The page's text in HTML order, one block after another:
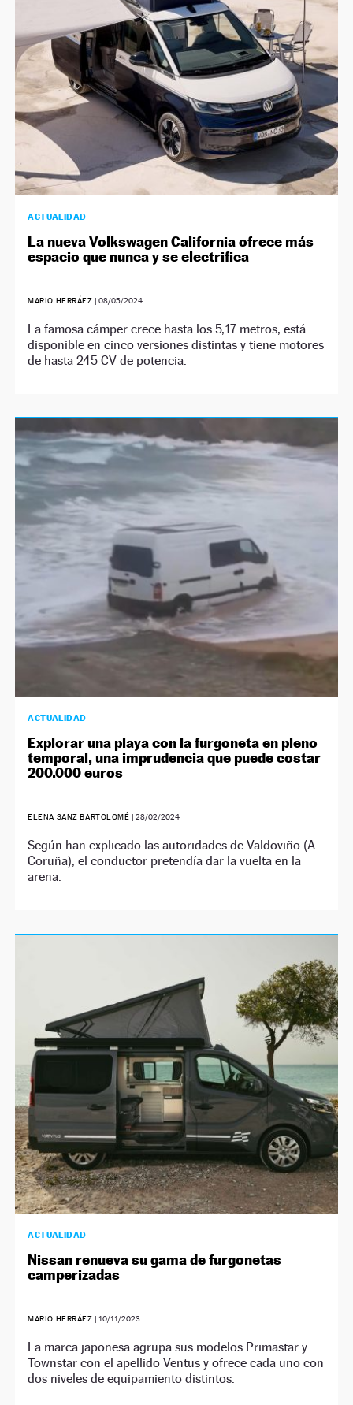
ACTUALIDAD
La nueva Volkswagen California ofrece más
espacio que nunca y se electrifica
MARIO HERRÁEZ | 08/05/2024
La famosa cámper crece hasta los 5,17 metros, está
disponible en cinco versiones distintas y tiene motores
de hasta 245 CV de potencia.
ACTUALIDAD
Explorar una playa con la furgoneta en pleno
temporal, una imprudencia que puede costar
200.000 euros
ELENA SANZ BARTOLOMÉ | 28/02/2024
Según han explicado las autoridades de Valdoviño (A
Coruña), el conductor pretendía dar la vuelta en la
arena.
ACTUALIDAD
Nissan renueva su gama de furgonetas
camperizadas
MARIO HERRÁEZ | 10/11/2023
La marca japonesa agrupa sus modelos Primastar y
Townstar con el apellido Ventus y ofrece cada uno con
dos niveles de equipamiento distintos.